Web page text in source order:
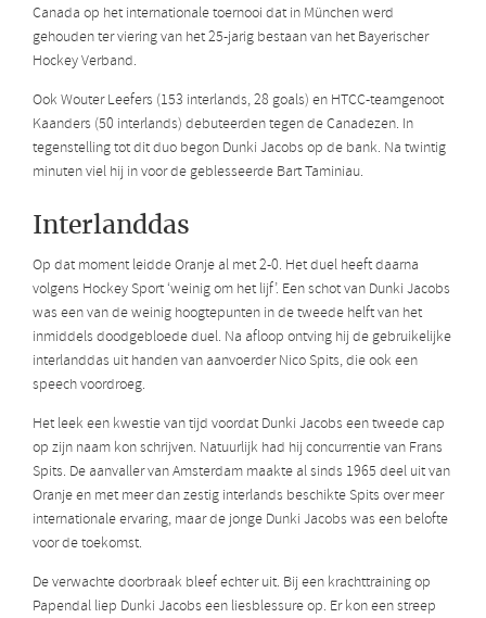
Canada op het internationale toernooi dat in München werd
gehouden ter viering van het 25-jarig bestaan van het Bayerischer
Hockey Verband.
Ook Wouter Leefers (153 interlands, 28 goals) en HTCC-teamgenoot
Kaanders (50 interlands) debuteerden tegen de Canadezen. In
tegenstelling tot dit duo begon Dunki Jacobs op de bank. Na twintig
minuten viel hij in voor de geblesseerde Bart Taminiau.
Interlanddas
Op dat moment leidde Oranje al met 2-0. Het duel heeft daarna
volgens Hockey Sport ‘weinig om het lijf’. Een schot van Dunki Jacobs
was een van de weinig hoogtepunten in de tweede helft van het
inmiddels doodgebloede duel. Na afloop ontving hij de gebruikelijke
interlanddas uit handen van aanvoerder Nico Spits, die ook een
speech voordroeg.
Het leek een kwestie van tijd voordat Dunki Jacobs een tweede cap
op zijn naam kon schrijven. Natuurlijk had hij concurrentie van Frans
Spits. De aanvaller van Amsterdam maakte al sinds 1965 deel uit van
Oranje en met meer dan zestig interlands beschikte Spits over meer
internationale ervaring, maar de jonge Dunki Jacobs was een belofte
voor de toekomst.
De verwachte doorbraak bleef echter uit. Bij een krachttraining op
Papendal liep Dunki Jacobs een liesblessure op. Er kon een streep